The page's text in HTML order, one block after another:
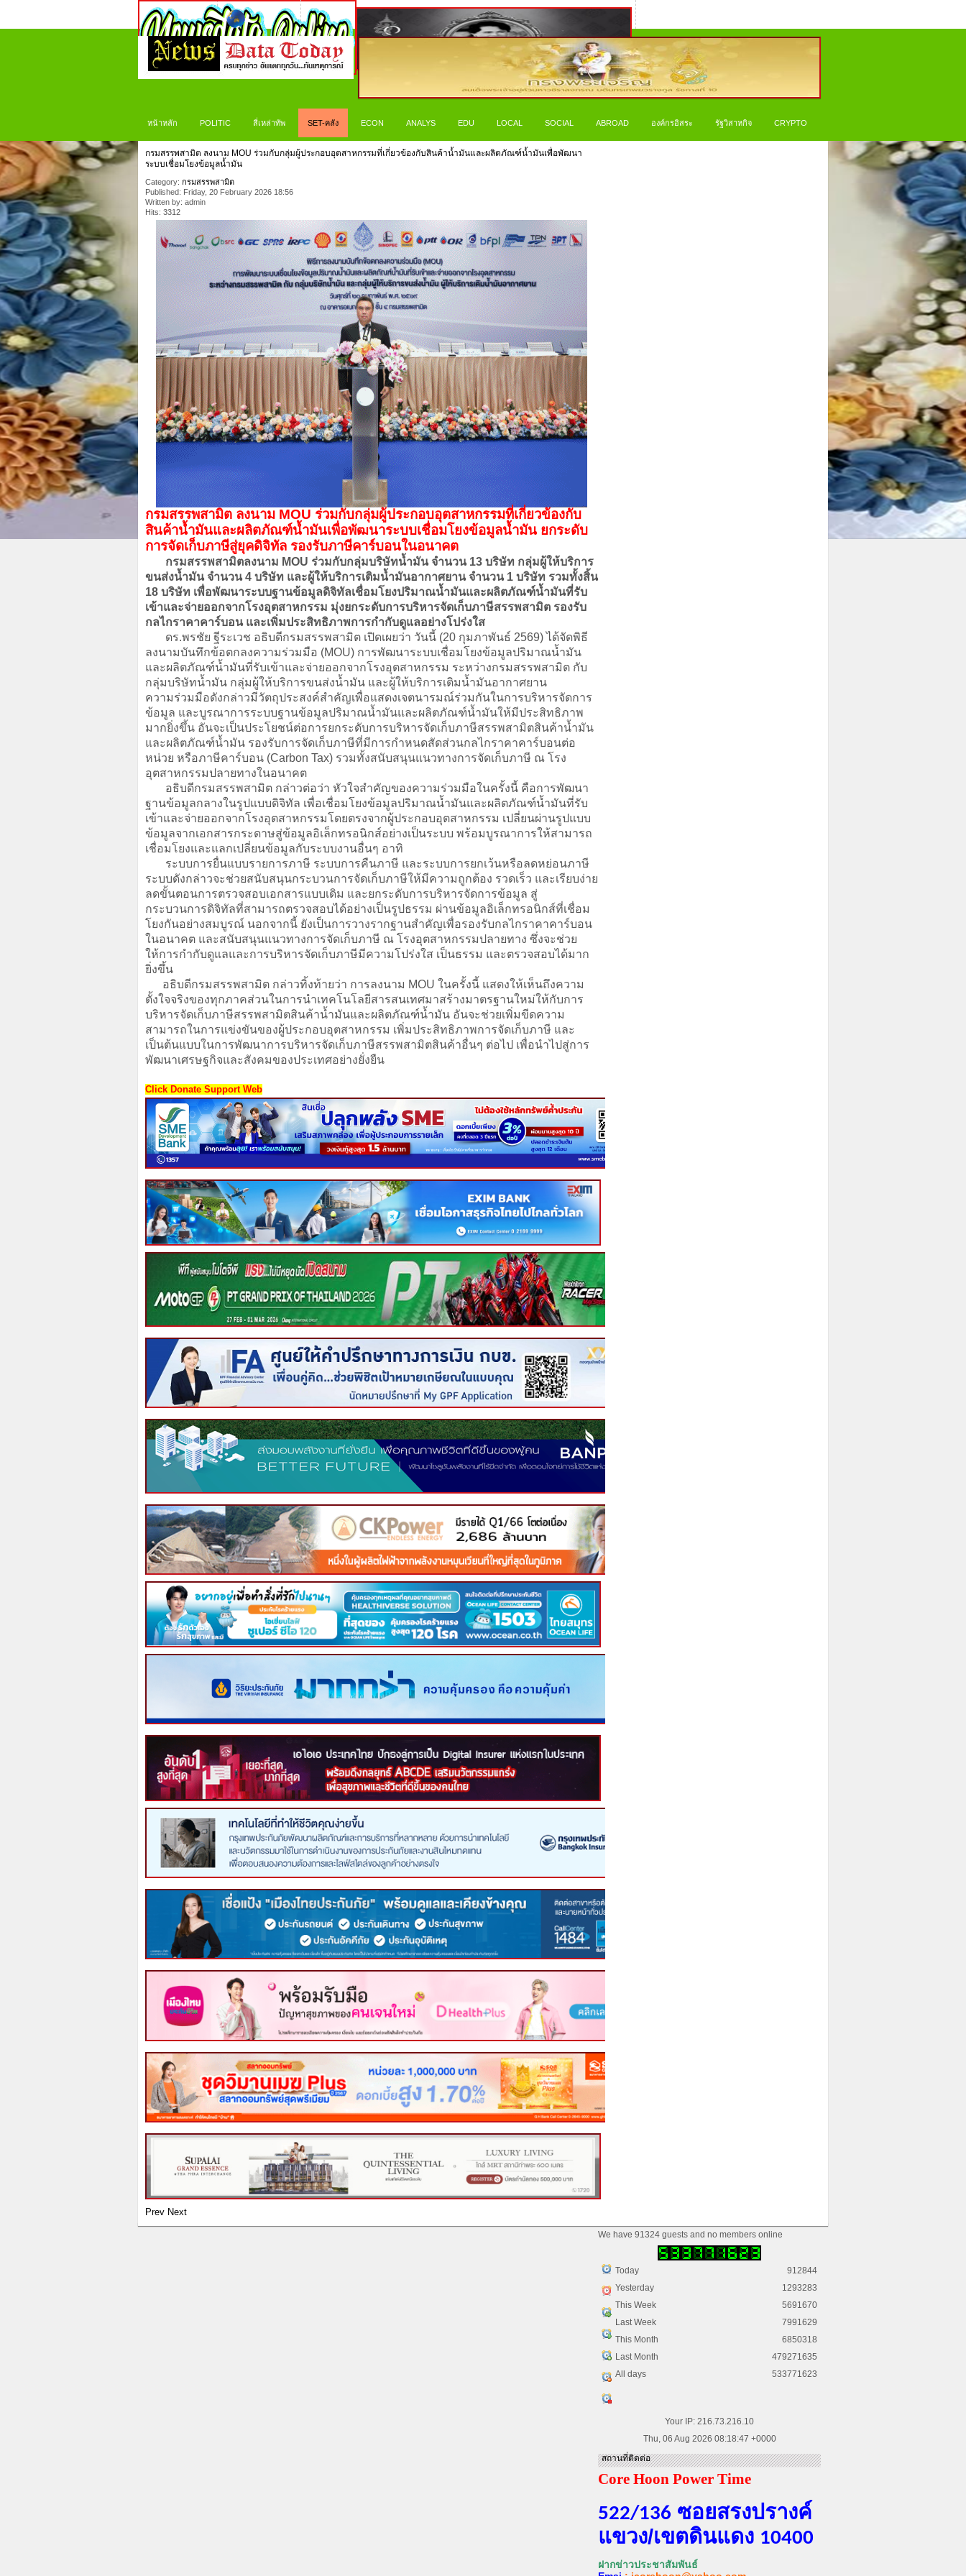
หน้าหลัก POLITIC สี่เหล่าทัพ SET-คลัง ECON ANALYS EDU LOCAL SOCIAL ABROAD องค์กรอิสระ รัฐวิสาหกิจ CRYPTO
กรมสรรพสามิต ลงนาม MOU ร่วมกับกลุ่มผู้ประกอบอุตสาหกรรมที่เกี่ยวข้องกับสินค้าน้ำมันและผลิตภัณฑ์น้ำมันเพื่อพัฒนา
ระบบเชื่อมโยงข้อมูลน้ำมัน
Category: กรมสรรพสามิต
Published: Friday, 20 February 2026 18:56
Written by: admin
Hits: 3312
กรมสรรพสามิต ลงนาม MOU ร่วมกับกลุ่มผู้ประกอบอุตสาหกรรมที่เกี่ยวข้องกับ
สินค้าน้ำมันและผลิตภัณฑ์น้ำมันเพื่อพัฒนาระบบเชื่อมโยงข้อมูลน้ำมัน ยกระดับ
การจัดเก็บภาษีสู่ยุคดิจิทัล รองรับภาษีคาร์บอนในอนาคต
กรมสรรพสามิตลงนาม MOU ร่วมกับกลุ่มบริษัทน้ำมัน จำนวน 13 บริษัท กลุ่มผู้ให้บริการ
ขนส่งน้ำมัน จำนวน 4 บริษัท และผู้ให้บริการเติมน้ำมันอากาศยาน จำนวน 1 บริษัท รวมทั้งสิ้น
18 บริษัท เพื่อพัฒนาระบบฐานข้อมูลดิจิทัลเชื่อมโยงปริมาณน้ำมันและผลิตภัณฑ์น้ำมันที่รับ
เข้าและจ่ายออกจากโรงอุตสาหกรรม มุ่งยกระดับการบริหารจัดเก็บภาษีสรรพสามิต รองรับ
กลไกราคาคาร์บอน และเพิ่มประสิทธิภาพการกำกับดูแลอย่างโปร่งใส
ดร.พรชัย ฐีระเวช อธิบดีกรมสรรพสามิต เปิดเผยว่า วันนี้ (20 กุมภาพันธ์ 2569) ได้จัดพิธี
ลงนามบันทึกข้อตกลงความร่วมมือ (MOU) การพัฒนาระบบเชื่อมโยงข้อมูลปริมาณน้ำมัน
และผลิตภัณฑ์น้ำมันที่รับเข้าและจ่ายออกจากโรงอุตสาหกรรม ระหว่างกรมสรรพสามิต กับ
กลุ่มบริษัทน้ำมัน กลุ่มผู้ให้บริการขนส่งน้ำมัน และผู้ให้บริการเติมน้ำมันอากาศยาน
ความร่วมมือดังกล่าวมีวัตถุประสงค์สำคัญเพื่อแสดงเจตนารมณ์ร่วมกันในการบริหารจัดการ
ข้อมูล และบูรณาการระบบฐานข้อมูลปริมาณน้ำมันและผลิตภัณฑ์น้ำมันให้มีประสิทธิภาพ
มากยิ่งขึ้น อันจะเป็นประโยชน์ต่อการยกระดับการบริหารจัดเก็บภาษีสรรพสามิตสินค้าน้ำมัน
และผลิตภัณฑ์น้ำมัน รองรับการจัดเก็บภาษีที่มีการกำหนดสัดส่วนกลไกราคาคาร์บอนต่อ
หน่วย หรือภาษีคาร์บอน (Carbon Tax) รวมทั้งสนับสนุนแนวทางการจัดเก็บภาษี ณ โรง
อุตสาหกรรมปลายทางในอนาคต
อธิบดีกรมสรรพสามิต กล่าวต่อว่า หัวใจสำคัญของความร่วมมือในครั้งนี้ คือการพัฒนา
ฐานข้อมูลกลางในรูปแบบดิจิทัล เพื่อเชื่อมโยงข้อมูลปริมาณน้ำมันและผลิตภัณฑ์น้ำมันที่รับ
เข้าและจ่ายออกจากโรงอุตสาหกรรมโดยตรงจากผู้ประกอบอุตสาหกรรม เปลี่ยนผ่านรูปแบบ
ข้อมูลจากเอกสารกระดาษสู่ข้อมูลอิเล็กทรอนิกส์อย่างเป็นระบบ พร้อมบูรณาการให้สามารถ
เชื่อมโยงและแลกเปลี่ยนข้อมูลกับระบบงานอื่นๆ อาทิ
ระบบการยื่นแบบรายการภาษี ระบบการคืนภาษี และระบบการยกเว้นหรือลดหย่อนภาษี
ระบบดังกล่าวจะช่วยสนับสนุนกระบวนการจัดเก็บภาษีให้มีความถูกต้อง รวดเร็ว และเรียบง่าย
ลดขั้นตอนการตรวจสอบเอกสารแบบเดิม และยกระดับการบริหารจัดการข้อมูล สู่
กระบวนการดิจิทัลที่สามารถตรวจสอบได้อย่างเป็นรูปธรรม ผ่านข้อมูลอิเล็กทรอนิกส์ที่เชื่อม
โยงกันอย่างสมบูรณ์ นอกจากนี้ ยังเป็นการวางรากฐานสำคัญเพื่อรองรับกลไกราคาคาร์บอน
ในอนาคต และสนับสนุนแนวทางการจัดเก็บภาษี ณ โรงอุตสาหกรรมปลายทาง ซึ่งจะช่วย
ให้การกำกับดูแลและการบริหารจัดเก็บภาษีมีความโปร่งใส เป็นธรรม และตรวจสอบได้มาก
ยิ่งขึ้น
อธิบดีกรมสรรพสามิต กล่าวทิ้งท้ายว่า การลงนาม MOU ในครั้งนี้ แสดงให้เห็นถึงความ
ตั้งใจจริงของทุกภาคส่วนในการนำเทคโนโลยีสารสนเทศมาสร้างมาตรฐานใหม่ให้กับการ
บริหารจัดเก็บภาษีสรรพสามิตสินค้าน้ำมันและผลิตภัณฑ์น้ำมัน อันจะช่วยเพิ่มขีดความ
สามารถในการแข่งขันของผู้ประกอบอุตสาหกรรม เพิ่มประสิทธิภาพการจัดเก็บภาษี และ
เป็นต้นแบบในการพัฒนาการบริหารจัดเก็บภาษีสรรพสามิตสินค้าอื่นๆ ต่อไป เพื่อนำไปสู่การ
พัฒนาเศรษฐกิจและสังคมของประเทศอย่างยั่งยืน
Click Donate Support Web
Prev Next
We have 91324 guests and no members online
Today
Yesterday
This Week
Last Week
This Month
Last Month
All days
912844
1293283
5691670
7991629
6850318
479271635
533771623
Your IP: 216.73.216.10
Thu, 06 Aug 2026 08:18:47 +0000
สถานที่ติดต่อ
Core Hoon Power Time
522/136 ซอยสรงปรางค์
แขวง​/เขต​ดินแดง​ 10400
ฝากข่าวประชาสัมพันธ์